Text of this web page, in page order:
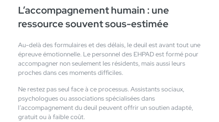
L’accompagnement humain : une
ressource souvent sous-estimée
Au-delà des formulaires et des délais, le deuil est avant tout une
épreuve émotionnelle. Le personnel des EHPAD est formé pour
accompagner non seulement les résidents, mais aussi leurs
proches dans ces moments difficiles.
Ne restez pas seul face à ce processus. Assistants sociaux,
psychologues ou associations spécialisées dans
l’accompagnement du deuil peuvent offrir un soutien adapté,
gratuit ou à faible coût.